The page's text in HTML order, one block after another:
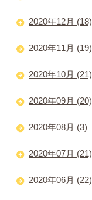
2020年12月 (18)
2020年11月 (19)
2020年10月 (21)
2020年09月 (20)
2020年08月 (3)
2020年07月 (21)
2020年06月 (22)